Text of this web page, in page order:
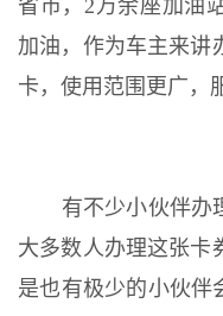
省市，2万余座加油
加油，作为车主来讲
卡，使用范围更广，
有不少小伙伴办理
大多数人办理这张卡
是也有极少的小伙伴